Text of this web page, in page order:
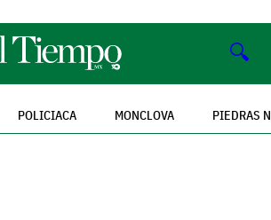
🔍
POLICIACA MONCLOVA PIEDRAS